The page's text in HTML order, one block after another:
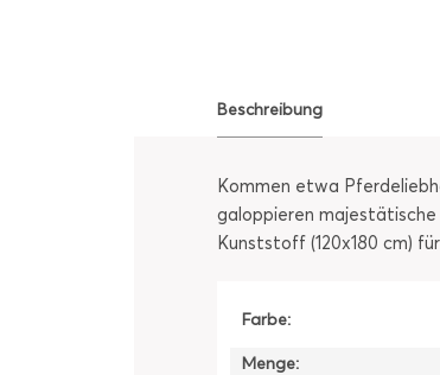
Beschreibung
Kommen etwa
galoppieren majestätische
Kunststoff (120x180 cm)
Farbe:
Menge: